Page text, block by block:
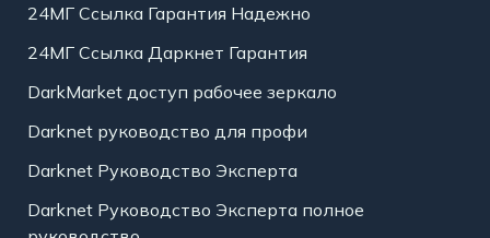
24МГ Ссылка Гарантия Надежно
24МГ Ссылка Даркнет Гарантия
DarkMarket доступ рабочее зеркало
Darknet руководство для профи
Darknet Руководство Эксперта
Darknet Руководство Эксперта полное